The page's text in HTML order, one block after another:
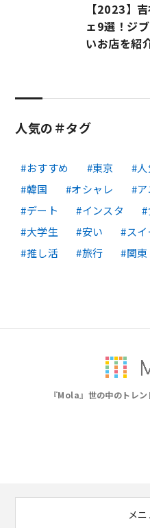
【2023】
ェ9選！ジ
いお店を紹
人気の＃タグ
おすすめ 東京
韓国
オシャレ
デート
インスタ
大学生
安い ス
推し活
旅行 関東
『Mola』世の中のトレ
メ